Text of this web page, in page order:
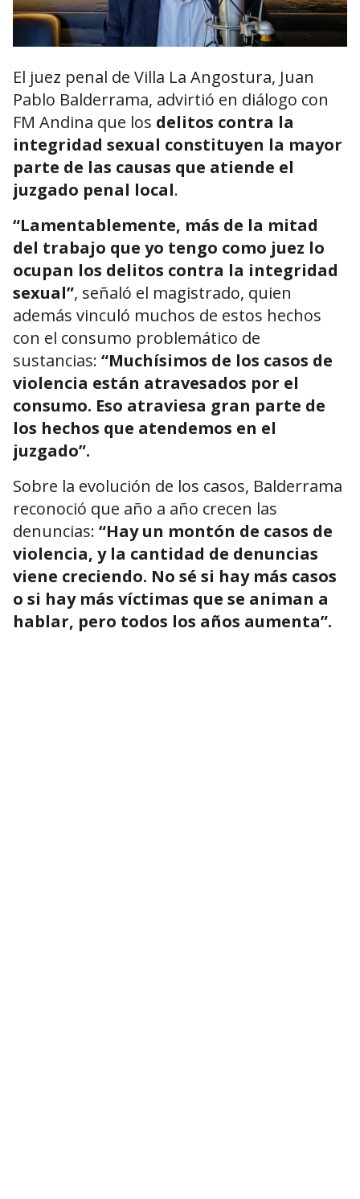
El juez penal de Villa La Angostura, Juan
Pablo Balderrama, advirtió en diálogo con
FM Andina que los delitos contra la
integridad sexual constituyen la mayor
parte de las causas que atiende el
juzgado penal local.
“Lamentablemente, más de la mitad
del trabajo que yo tengo como juez lo
ocupan los delitos contra la integridad
sexual”, señaló el magistrado, quien
además vinculó muchos de estos hechos
con el consumo problemático de
sustancias: “Muchísimos de los casos de
violencia están atravesados por el
consumo. Eso atraviesa gran parte de
los hechos que atendemos en el
juzgado”.
Sobre la evolución de los casos, Balderrama
reconoció que año a año crecen las
denuncias: “Hay un montón de casos de
violencia, y la cantidad de denuncias
viene creciendo. No sé si hay más casos
o si hay más víctimas que se animan a
hablar, pero todos los años aumenta”.